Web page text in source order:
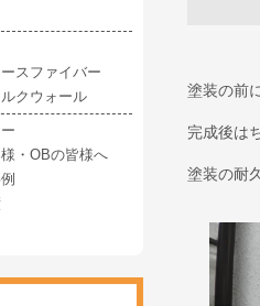
塗装の前
完成後は
塗装の耐
スファイバー
クウォール
・OBの皆様へ